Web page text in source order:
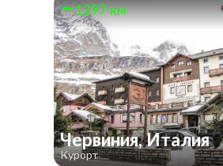
1297 км
Червиния, Италия
Курорт